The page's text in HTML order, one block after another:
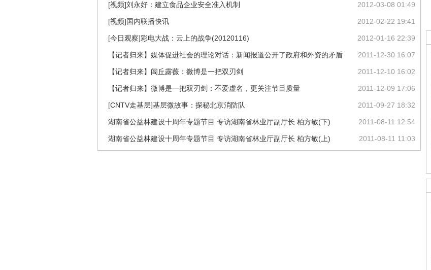
2012-03-08 01:49
[视频]刘永好：建立食品企业安全准入机制
2012-02-22 19:41
[视频]国内联播快讯
2012-01-16 22:39
[今日观察]彩电大战：云上的战争(20120116)
2011-12-30 16:07
【记者归来】媒体促进社会的理论对话：新闻报道公开了政府和外资的矛盾
2011-12-10 16:02
【记者归来】闾丘露薇：微博是一把双刃剑
2011-12-09 17:06
【记者归来】微博是一把双刃剑：不爱虚名，更关注节目质量
2011-09-27 18:32
[CNTV走基层]基层微故事：探秘北京消防队
2011-08-11 12:54
湖南省公益林建设十周年专题节目 专访湖南省林业厅副厅长 柏方敏(下)
2011-08-11 11:03
湖南省公益林建设十周年专题节目 专访湖南省林业厅副厅长 柏方敏(上)